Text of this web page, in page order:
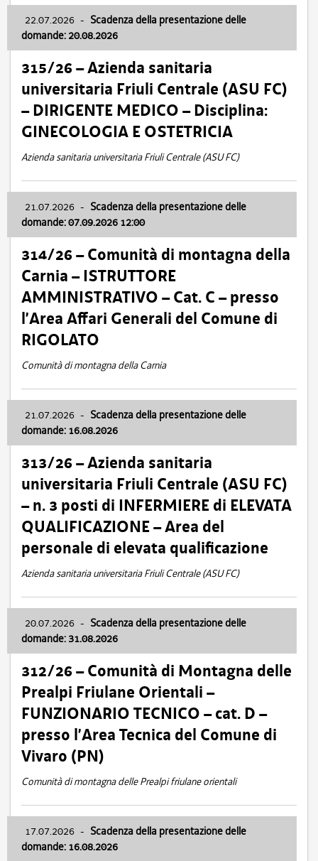
22.07.2026 - Scadenza della presentazione delle
domande: 20.08.2026
315/26 – Azienda sanitaria
universitaria Friuli Centrale (ASU FC)
– DIRIGENTE MEDICO – Disciplina:
GINECOLOGIA E OSTETRICIA
Azienda sanitaria universitaria Friuli Centrale (ASU FC)
21.07.2026 - Scadenza della presentazione delle
domande: 07.09.2026 12:00
314/26 – Comunità di montagna della
Carnia – ISTRUTTORE
AMMINISTRATIVO – Cat. C – presso
l’Area Affari Generali del Comune di
RIGOLATO
Comunità di montagna della Carnia
21.07.2026 - Scadenza della presentazione delle
domande: 16.08.2026
313/26 – Azienda sanitaria
universitaria Friuli Centrale (ASU FC)
– n. 3 posti di INFERMIERE di ELEVATA
QUALIFICAZIONE – Area del
personale di elevata qualificazione
Azienda sanitaria universitaria Friuli Centrale (ASU FC)
20.07.2026 - Scadenza della presentazione delle
domande: 31.08.2026
312/26 – Comunità di Montagna delle
Prealpi Friulane Orientali –
FUNZIONARIO TECNICO – cat. D –
presso l’Area Tecnica del Comune di
Vivaro (PN)
Comunità di montagna delle Prealpi friulane orientali
17.07.2026 - Scadenza della presentazione delle
domande: 16.08.2026